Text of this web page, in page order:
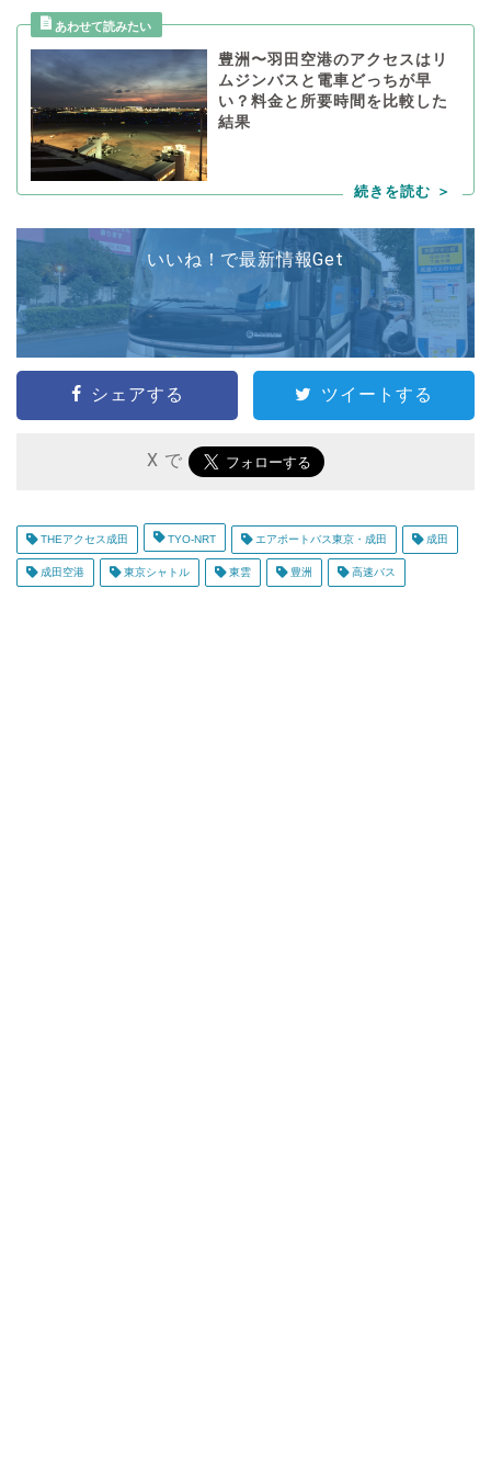
豊洲〜羽田空港のアクセスはリ
ムジンバスと電車どっちが早
い？料金と所要時間を比較した
結果
いいね！で最新情報Get
シェアする ツイートする
X で
THEアクセス成田 TYO-NRT エアポートバス東京・成田 成田
成田空港 東京シャトル 東雲 豊洲 高速バス